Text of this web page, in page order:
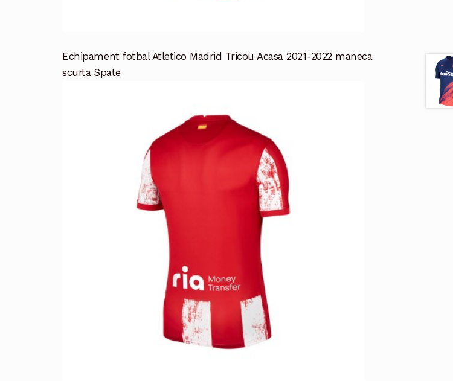
Echipament fotbal Atletico Madrid Tricou Acasa 2021-2022 maneca
scurta Spate